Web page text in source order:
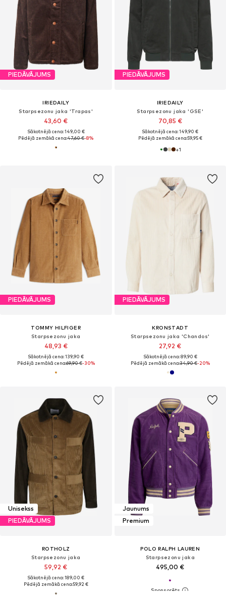
PIEDĀVĀJUMS
IRIEDAILY
Starpsezonu jaka 'Trapas'
43,60 €
Sākotnējā cena: 149,00 €
Pēdējā zemākā cena:47,60 €-8%
PIEDĀVĀJUMS
IRIEDAILY
Starpsezonu jaka 'GSE'
70,85 €
Sākotnējā cena: 149,90 €
Pēdējā zemākā cena:59,95 €
+1
PIEDĀVĀJUMS
TOMMY HILFIGER
Starpsezonu jaka
48,93 €
Sākotnējā cena: 139,90 €
Pēdējā zemākā cena:69,90 €-30%
PIEDĀVĀJUMS
KRONSTADT
Starpsezonu jaka 'Chandos'
27,92 €
Sākotnējā cena: 89,90 €
Pēdējā zemākā cena:34,90 €-20%
Unisekss
PIEDĀVĀJUMS
ROTHOLZ
Starpsezonu jaka
59,92 €
Sākotnējā cena: 189,00 €
Pēdējā zemākā cena:59,92 €
Jaunums
Premium
POLO RALPH LAUREN
Starpsezonu jaka
495,00 €